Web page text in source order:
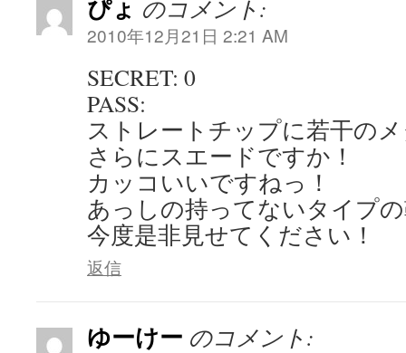
ぴょ のコメント:
2010年12月21日 2:21 AM
SECRET: 0
PASS:
ストレートチップに若干の
さらにスエードですか！
カッコいいですねっ！
あっしの持ってないタイプ
今度是非見せてください！
返信
ゆーけー のコメント: